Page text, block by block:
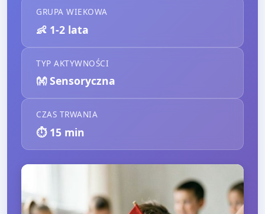
GRUPA WIEKOWA
👶 1-2 lata
TYP AKTYWNOŚCI
👐 Sensoryczna
CZAS TRWANIA
⏱️ 15 min